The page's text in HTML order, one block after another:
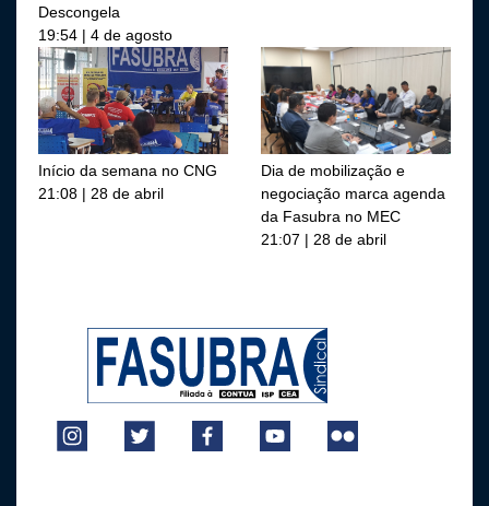
Descongela
19:54 | 4 de agosto
Início da semana no CNG
21:08 | 28 de abril
Dia de mobilização e
negociação marca agenda
da Fasubra no MEC
21:07 | 28 de abril